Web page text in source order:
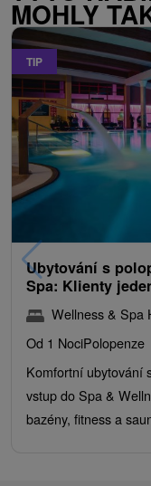
MOHLY
TIP
Ubytování s
Spa: Klienty
Wellness & Spa
Od 1 NociPolopenze
Komfortní ubytování
vstup do Spa &
bazény, fitness a